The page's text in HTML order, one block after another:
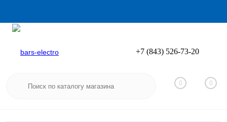
Вход
+7 (843) 526-73-20
0 0